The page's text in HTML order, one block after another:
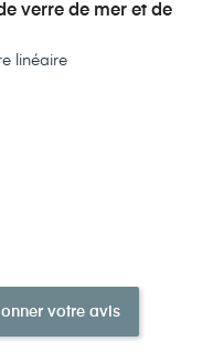
verre de mer et de
linéaire
votre avis